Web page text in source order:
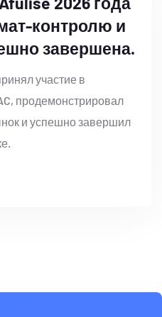
контролю и
завершена.
участие в
продемонстрировал
и успешно завершил